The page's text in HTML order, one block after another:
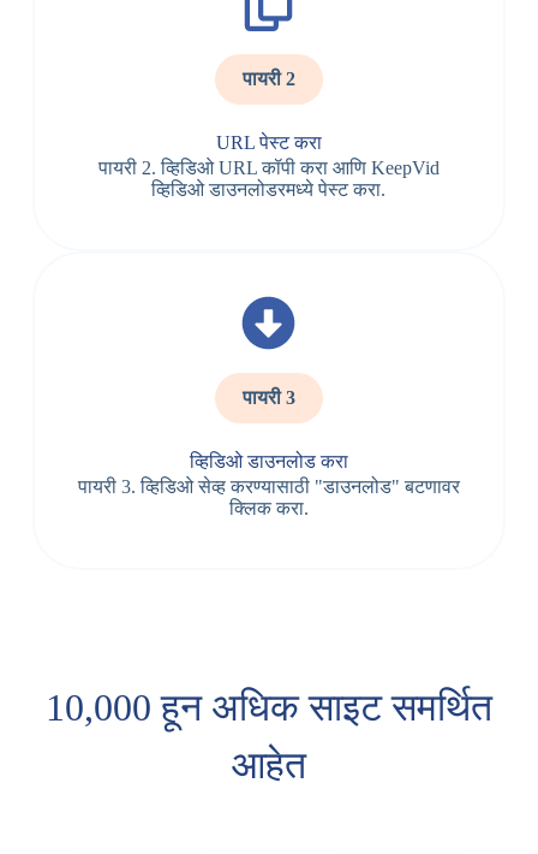
पायरी 2
URL पेस्ट करा
पायरी 2. व्हिडिओ URL कॉपी करा आणि KeepVid
व्हिडिओ डाउनलोडरमध्ये पेस्ट करा.
पायरी 3
व्हिडिओ डाउनलोड करा
पायरी 3. व्हिडिओ सेव्ह करण्यासाठी "डाउनलोड" बटणावर
क्लिक करा.
10,000 हून अधिक साइट समर्थित
आहेत